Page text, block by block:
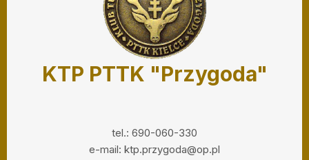
KTP PTTK "Przygoda"
tel.: 690-060-330
e-mail: ktp.przygoda@op.pl